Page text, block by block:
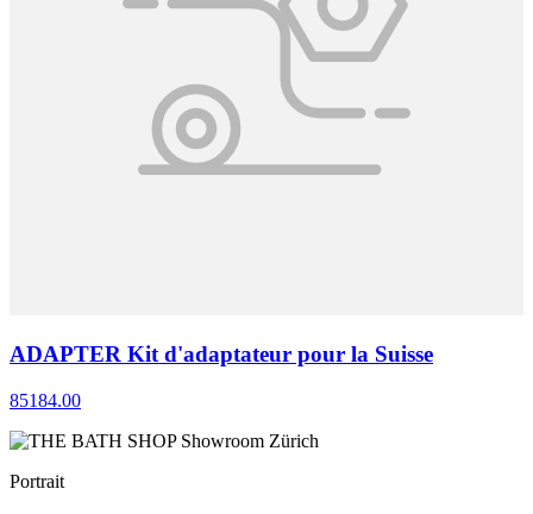
ADAPTER Kit d'adaptateur pour la Suisse
85184.00
Portrait